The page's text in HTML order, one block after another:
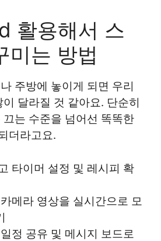
활용해서 스
미는 방법
주방에 놓이게 되면 우리
달라질 것 같아요. 단순히
끄는 수준을 넘어선 똑똑한
더라고요.
타이머 설정 및 레시피 확
메라 영상을 실시간으로 모
정 공유 및 메시지 보드로